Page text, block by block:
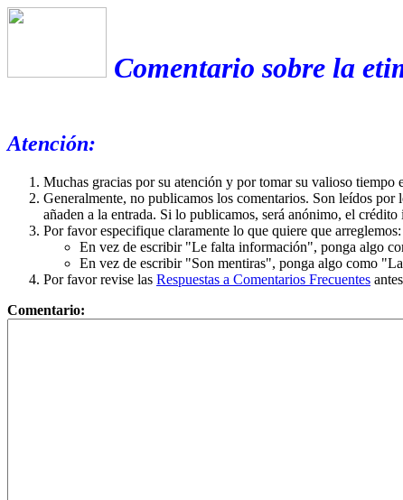
Comentario sobre la
Atención:
Muchas gracias por su atención y por tomar su valioso tiempo
Generalmente, no publicamos los comentarios. Son leídos
añaden a la entrada. Si lo publicamos, será anónimo, el
Por favor especifique claramente lo que quiere que arreglemos:
En vez de escribir "Le falta información", ponga algo
En vez de escribir "Son mentiras", ponga algo como
Por favor revise las Respuestas a Comentarios Frecuentes
Comentario: